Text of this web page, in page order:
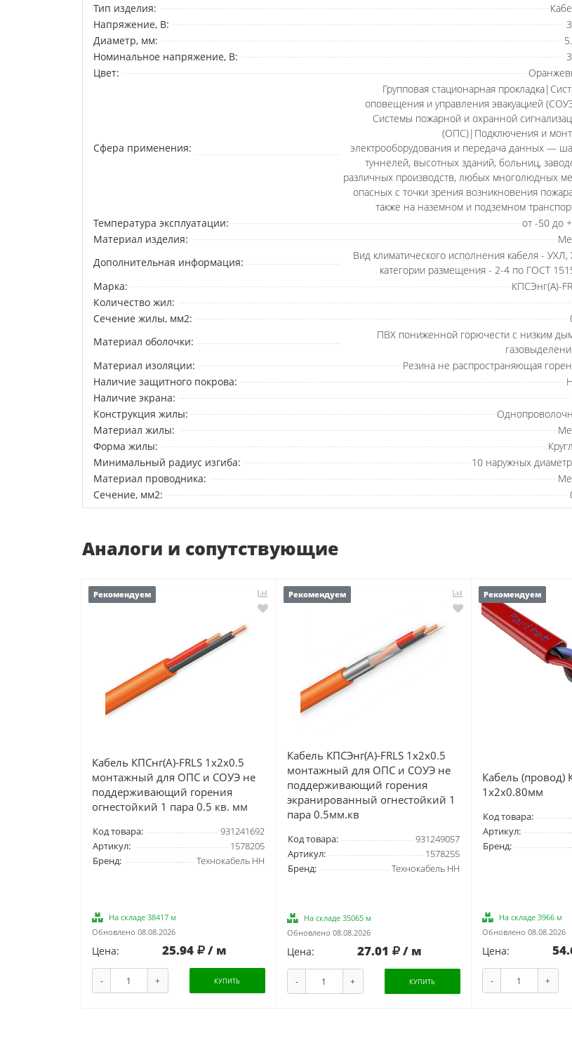
Тип изделия:
Напряжение, В:
Диаметр, мм:
Номинальное напряжение, В:
Цвет:
Сфера применения:
Групповая стационарная
оповещения и управления эвакуацией
Системы пожарной и охранной
(ОПС)|Подключения и
электрооборудования и передача данных —
туннелей, высотных зданий, больниц,
различных производств, любых многолюдных
опасных с точки зрения возникновения
также на наземном и подземном
Температура эксплуатации:
от -50 до
Материал изделия:
Дополнительная информация:
Вид климатического исполнения кабеля - УХЛ,
категории размещения - 2-4 по ГОСТ
Марка:
КПСЭнг(A)-
Количество жил:
Сечение жилы, мм2:
Материал оболочки:
ПВХ пониженной горючести с низким
Материал изоляции:
Резина не распространяющая
Наличие защитного покрова:
Наличие экрана:
Конструкция жилы:
Материал жилы:
Форма жилы:
Минимальный радиус изгиба:
10 наружных
Материал проводника:
Сечение, мм2:
Аналоги и сопутствующие
Рекомендуем
Кабель КПСнг(А)-FRLS 1х2х0.5
монтажный для ОПС и СОУЭ не
поддерживающий горения
огнестойкий 1 пара 0.5 кв. мм
Код товара:
931241692
Артикул:
1578205
Бренд:
Технокабель НН
На складе 38417 м
Обновлено 08.08.2026
Цена: 25.94 / м
- + КУПИТЬ
Рекомендуем
Кабель КПСЭнг(А)-FRLS 1х2х0.5
монтажный для ОПС и СОУЭ не
поддерживающий горения
экранированный огнестойкий 1
пара 0.5мм.кв
Код товара:
931249057
Артикул:
1578255
Бренд:
Технокабель НН
На складе 35065 м
Обновлено 08.08.2026
Цена: 27.01 / м
- + КУПИТЬ
Рекомендуем
Кабель (провод)
1х2х0.80мм
Код товара:
Артикул:
Бренд:
На складе 3966 м
Обновлено 08.08.2026
Цена:
- +